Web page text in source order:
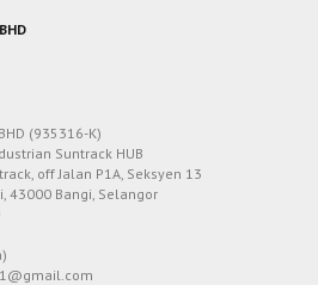
(935316-K)
Suntrack HUB
off Jalan P1A, Seksyen 13
43000 Bangi, Selangor